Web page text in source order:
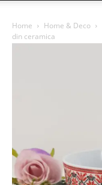
Home Home & Deco
din ceramica